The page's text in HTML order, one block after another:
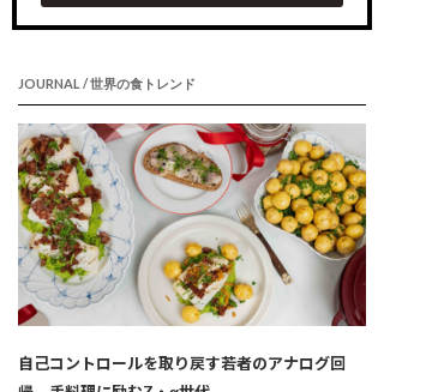
JOURNAL / 世界の食トレンド
自己コントロールを取り戻す若者のアナログ回